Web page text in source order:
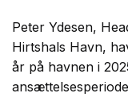
Peter Ydesen,
Hirtshals Havn,
år på havnen i